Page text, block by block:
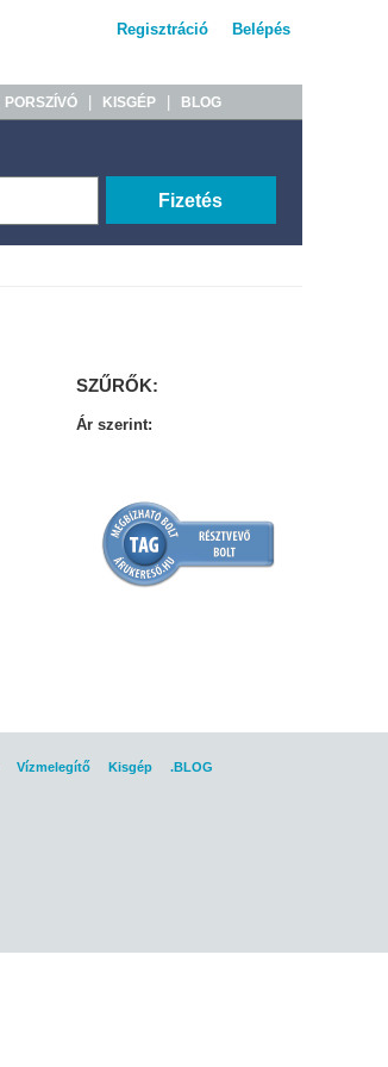
Regisztráció Belépés
PORSZÍVÓ KISGÉP BLOG
Fizetés
SZŰRŐK:
Ár szerint:
Vízmelegítő Kisgép .BLOG